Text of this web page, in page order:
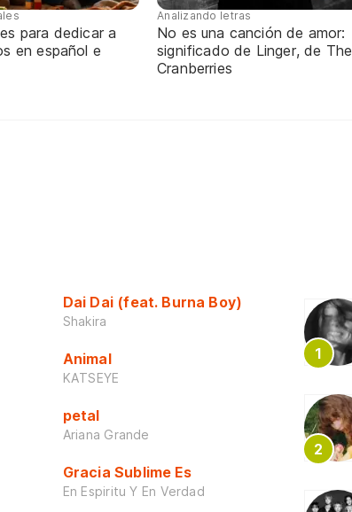
para dedicar a
en español e
Analizando letras
No es una canción de amor:
significado de Linger, de The
Cranberries
Dai Dai (feat. Burna Boy)
Shakira
Animal
KATSEYE
petal
Ariana Grande
Gracia Sublime Es
En Espiritu Y En Verdad